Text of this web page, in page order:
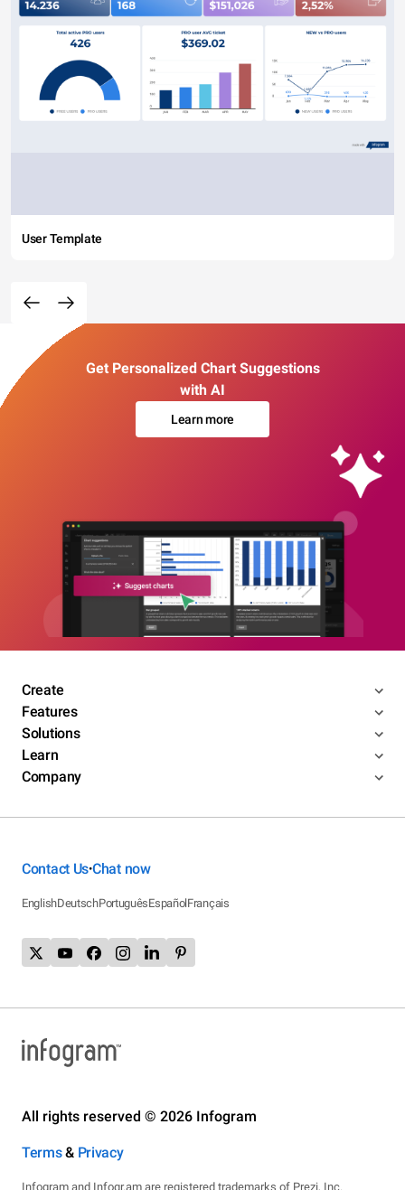
User Template
Get Personalized Chart Suggestions
with AI
Learn more
Create
Features
Solutions
Learn
Company
Contact Us•Chat now
EnglishDeutschPortuguêsEspañolFrançais
All rights reserved © 2026 Infogram
Terms& Privacy
Infogram and Infogr.am are registered trademarks of Prezi, Inc.